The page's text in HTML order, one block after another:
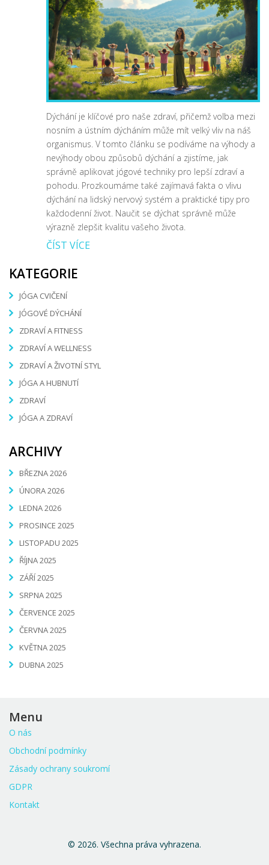
Dýchání je klíčové pro naše zdraví, přičemž volba mezi
nosním a ústním dýcháním může mít velký vliv na náš
organismus. V tomto článku se podíváme na výhody a
nevýhody obou způsobů dýchání a zjistíme, jak
správně aplikovat jógové techniky pro lepší zdraví a
pohodu. Prozkoumáme také zajímavá fakta o vlivu
dýchání na lidský nervový systém a praktické tipy pro
každodenní život. Naučit se dýchat správně může
výrazně zlepšit kvalitu vašeho života.
ČÍST VÍCE
KATEGORIE
JÓGA CVIČENÍ
JÓGOVÉ DÝCHÁNÍ
ZDRAVÍ A FITNESS
ZDRAVÍ A WELLNESS
ZDRAVÍ A ŽIVOTNÍ STYL
JÓGA A HUBNUTÍ
ZDRAVÍ
JÓGA A ZDRAVÍ
ARCHIVY
BŘEZNA 2026
ÚNORA 2026
LEDNA 2026
PROSINCE 2025
LISTOPADU 2025
ŘÍJNA 2025
ZÁŘÍ 2025
SRPNA 2025
ČERVENCE 2025
ČERVNA 2025
KVĚTNA 2025
DUBNA 2025
Menu
O nás
Obchodní podmínky
Zásady ochrany soukromí
GDPR
Kontakt
© 2026. Všechna práva vyhrazena.